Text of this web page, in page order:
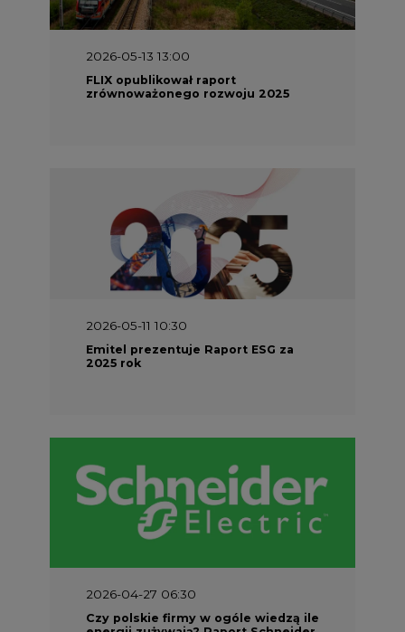
2026-05-13 13:00
FLIX opublikował raport
zrównoważonego rozwoju 2025
2026-05-11 10:30
Emitel prezentuje Raport ESG za
2025 rok
2026-04-27 06:30
Czy polskie firmy w ogóle wiedzą ile